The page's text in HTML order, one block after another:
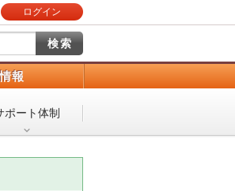
ログイン
報
ポート体制